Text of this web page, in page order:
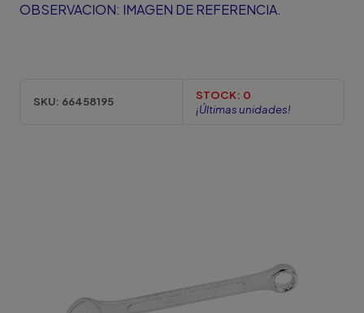
OBSERVACION: IMAGEN DE REFERENCIA.
SKU: 66458195 STOCK: 0
¡Últimas unidades!